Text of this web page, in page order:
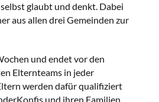
glaubt und denkt. Dabei
aus allen drei Gemeinden zur
und endet vor den
Elternteams in jeder
werden dafür qualifiziert
und ihren Familien